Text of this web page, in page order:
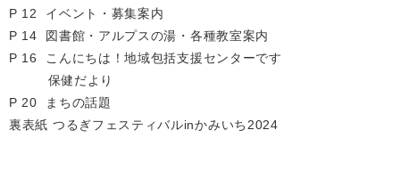
P 12 イベント・募集案内
P 14 図書館・アルプスの湯・各種教室案内
P 16 こんにちは！地域包括支援センターです
保健だより
P 20 まちの話題
裏表紙 つるぎフェスティバルinかみいち2024